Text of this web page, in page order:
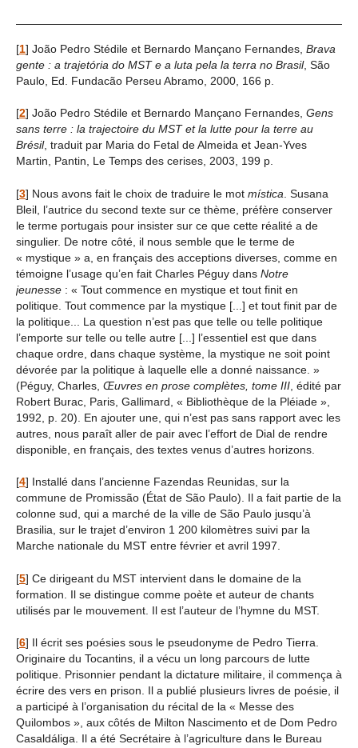
[1] João Pedro Stédile et Bernardo Mançano Fernandes, Brava
gente : a trajetória do MST e a luta pela la terra no Brasil, São
Paulo, Ed. Fundacão Perseu Abramo, 2000, 166 p.
[2] João Pedro Stédile et Bernardo Mançano Fernandes, Gens
sans terre : la trajectoire du MST et la lutte pour la terre au
Brésil, traduit par Maria do Fetal de Almeida et Jean-Yves
Martin, Pantin, Le Temps des cerises, 2003, 199 p.
[3] Nous avons fait le choix de traduire le mot mística . Susana
Bleil, l’autrice du second texte sur ce thème, préfère conserver
le terme portugais pour insister sur ce que cette réalité a de
singulier. De notre côté, il nous semble que le terme de
« mystique » a, en français des acceptions diverses, comme en
témoigne l’usage qu’en fait Charles Péguy dans Notre
jeunesse : « Tout commence en mystique et tout finit en
politique. Tout commence par la mystique [...] et tout finit par de
la politique... La question n’est pas que telle ou telle politique
l’emporte sur telle ou telle autre [...] l’essentiel est que dans
chaque ordre, dans chaque système, la mystique ne soit point
dévorée par la politique à laquelle elle a donné naissance. »
(Péguy, Charles, Œuvres en prose complètes, tome III , édité par
Robert Burac, Paris, Gallimard, « Bibliothèque de la Pléiade »,
1992, p. 20). En ajouter une, qui n’est pas sans rapport avec les
autres, nous paraît aller de pair avec l’effort de Dial de rendre
disponible, en français, des textes venus d’autres horizons.
[4]
Installé dans l’ancienne Fazendas Reunidas, sur la
commune de Promissão (État de São Paulo). Il a fait partie de la
colonne sud, qui a marché de la ville de São Paulo jusqu’à
Brasilia, sur le trajet d’environ 1 200 kilomètres suivi par la
Marche nationale du MST entre février et avril 1997.
[5] Ce dirigeant du MST intervient dans le domaine de la
formation. Il se distingue comme poète et auteur de chants
utilisés par le mouvement. Il est l’auteur de l’hymne du MST.
[6]
Il écrit ses poésies sous le pseudonyme de Pedro Tierra.
Originaire du Tocantins, il a vécu un long parcours de lutte
politique. Prisonnier pendant la dictature militaire, il commença à
écrire des vers en prison. Il a publié plusieurs livres de poésie, il
a participé à l’organisation du récital de la « Messe des
Quilombos », aux côtés de Milton Nascimento et de Dom Pedro
Casaldáliga. Il a été Secrétaire à l’agriculture dans le Bureau